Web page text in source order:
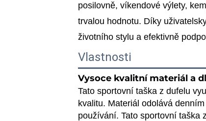
posilovně, víkendové výlety,
trvalou hodnotu. Díky
životního stylu a efektivně
Vlastnosti
Vysoce kvalitní materiál a
Tato sportovní taška z dufelu
kvalitu. Materiál odolává
používání. Tato sportovní taška